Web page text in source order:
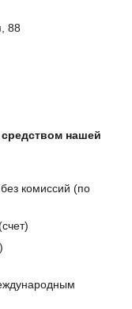
88
нашей
комиссий (по